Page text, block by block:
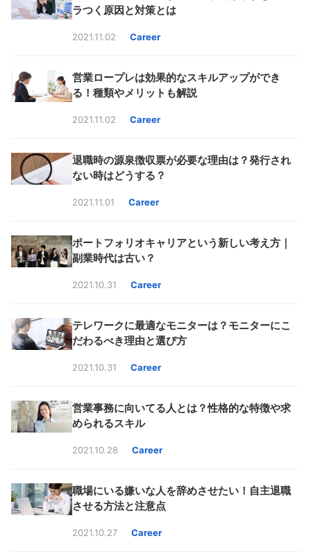
ラつく原因と対策とは
2021.11.02 Career
営業ロープレは効果的なスキルアップができ
る！種類やメリットも解説
2021.11.02 Career
退職時の源泉徴収票が必要な理由は？発行され
ない時はどうする？
2021.11.01 Career
ポートフォリオキャリアという新しい考え方｜
副業時代は古い？
2021.10.31 Career
テレワークに最適なモニターは？モニターにこ
だわるべき理由と選び方
2021.10.31 Career
営業事務に向いてる人とは？性格的な特徴や求
められるスキル
2021.10.28 Career
職場にいる嫌いな人を辞めさせたい！自主退職
させる方法と注意点
2021.10.27 Career